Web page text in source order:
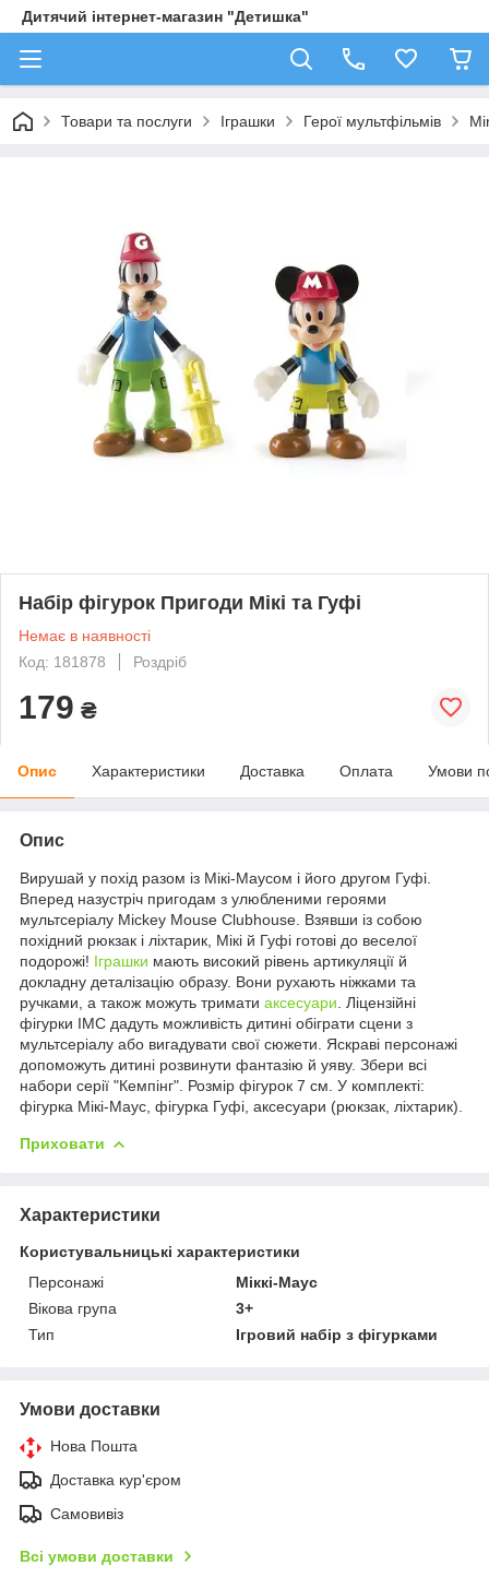
Дитячий інтернет-магазин "Детишка"
Товари та послуги Іграшки Герої мультфільмів
Набір фігурок Пригоди Мікі та Гуфі
Немає в наявності
Код: 181878
Роздріб
179 ₴
Опис Характеристики Доставка Оплата Умови
Опис
Вирушай у похід разом із Мікі-Маусом і його другом Гуфі.
Вперед назустріч пригодам з улюбленими героями
мультсеріалу Mickey Mouse Clubhouse. Взявши із собою
похідний рюкзак і ліхтарик, Мікі й Гуфі готові до веселої
подорожі! Іграшки мають високий рівень артикуляції й
докладну деталізацію образу. Вони рухають ніжками та
ручками, а також можуть тримати аксесуари . Ліцензійні
фігурки IMC дадуть можливість дитині обіграти сцени з
мультсеріалу або вигадувати свої сюжети. Яскраві персонажі
допоможуть дитині розвинути фантазію й уяву. Збери всі
набори серії "Кемпінг". Розмір фігурок 7 см. У комплекті:
фігурка Мікі-Маус, фігурка Гуфі, аксесуари (рюкзак, ліхтарик).
Приховати
Характеристики
Користувальницькі характеристики
Персонажі
Міккі-Маус
Вікова група
3+
Тип
Ігровий набір з фігурками
Умови доставки
Нова Пошта
Доставка кур'єром
Самовивіз
Всі умови доставки